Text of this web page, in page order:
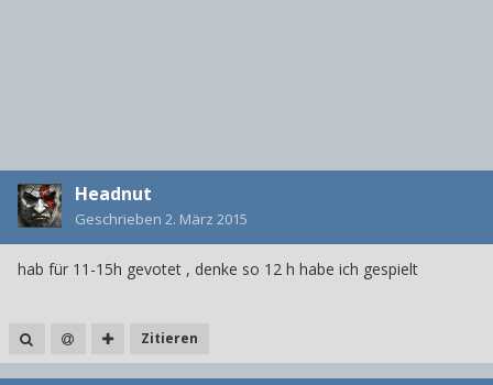
Headnut
Geschrieben 2. März 2015
hab für 11-15h gevotet , denke so 12 h habe ich gespielt
Zitieren